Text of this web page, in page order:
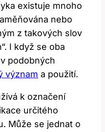
existuje mnoho
nebo
z takových slov
I když se oba
podobných
význam a použití.
k označení
určitého
Může se jednat o